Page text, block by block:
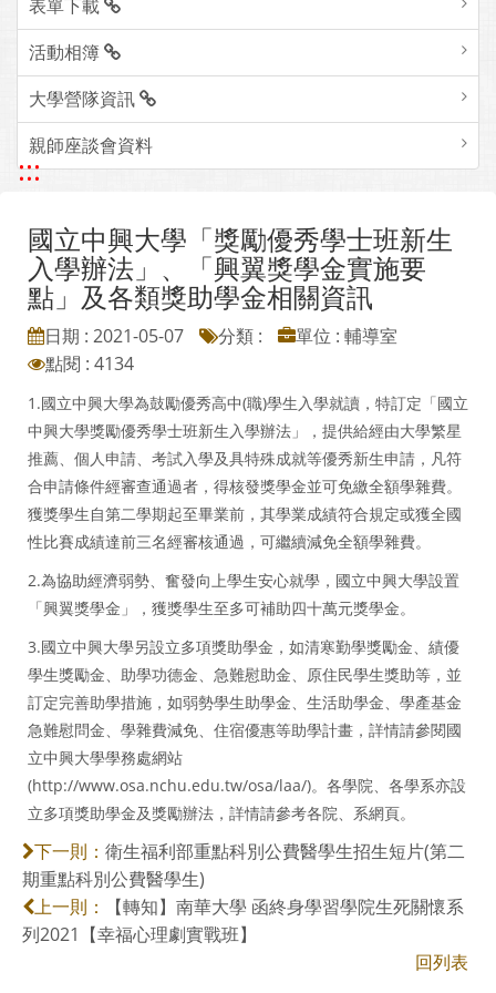
表單下載
活動相簿
大學營隊資訊
親師座談會資料
:::
國立中興大學「獎勵優秀學士班新生
入學辦法」、「興翼獎學金實施要
點」及各類獎助學金相關資訊
日期 : 2021-05-07 分類 :
單位 : 輔導室
點閱 : 4134
1.國立中興大學為鼓勵優秀高中(職)學生入學就讀，特訂定「國立
中興大學獎勵優秀學士班新生入學辦法」，提供給經由大學繁星
推薦、個人申請、考試入學及具特殊成就等優秀新生申請，凡符
合申請條件經審查通過者，得核發獎學金並可免繳全額學雜費。
獲獎學生自第二學期起至畢業前，其學業成績符合規定或獲全國
性比賽成績達前三名經審核通過，可繼續減免全額學雜費。
2.為協助經濟弱勢、奮發向上學生安心就學，國立中興大學設置
「興翼獎學金」，獲獎學生至多可補助四十萬元獎學金。
3.國立中興大學另設立多項獎助學金，如清寒勤學獎勵金、績優
學生獎勵金、助學功德金、急難慰助金、原住民學生獎助等，並
訂定完善助學措施，如弱勢學生助學金、生活助學金、學產基金
急難慰問金、學雜費減免、住宿優惠等助學計畫，詳情請參閱國
立中興大學學務處網站
(http://www.osa.nchu.edu.tw/osa/laa/)。各學院、各學系亦設
立多項獎助學金及獎勵辦法，詳情請參考各院、系網頁。
下一則： 衛生福利部重點科別公費醫學生招生短片(第二
期重點科別公費醫學生)
上一則：
【轉知】南華大學 函終身學習學院生死關懷系
列2021【幸福心理劇實戰班】
回列表